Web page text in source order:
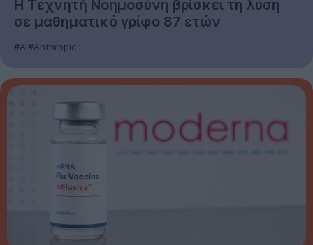
Η Τεχνητή Νοημοσύνη βρίσκει τη λύση
σε μαθηματικό γρίφο 87 ετών
#AI#Anthropic